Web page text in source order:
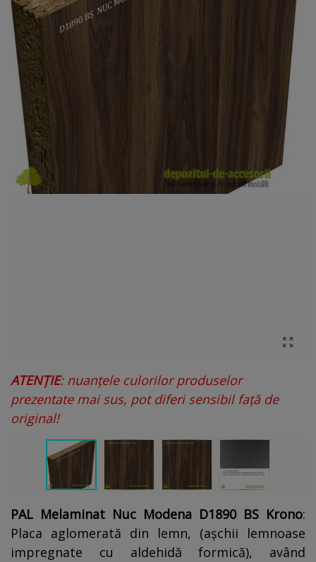
ATENȚIE: nuanțele culorilor produselor
prezentate mai sus, pot diferi sensibil față de
original!
PAL Melaminat Nuc Modena D1890 BS Krono:
Placa aglomerată din lemn, (așchii lemnoase
impregnate cu aldehidă formică), având